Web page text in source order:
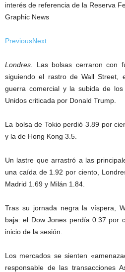
interés de referencia de la Reserva
Graphic News
PreviousNext
Londres.
Las bolsas cerraron con
siguiendo el rastro de Wall Street,
guerra comercial y la subida de
Unidos criticada por Donald Trump.
La bolsa de Tokio perdió 3.89 por
y la de Hong Kong 3.5.
Un lastre que arrastró a las
una caída de 1.92 por ciento,
Madrid 1.69 y Milán 1.84.
Tras su jornada negra la víspera,
baja: el Dow Jones perdía 0.37 por
inicio de la sesión.
Los mercados se sienten
responsable de las transacciones